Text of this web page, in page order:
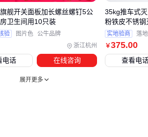
密封件的选择直接影响长期可靠性。普
形失效，而耐油橡胶密封圈
能适应频
频繁拆卸的接口，带自锁结构的青铜消
门更防误操作。
配套软管和接头同样需要专业考量。
浙江杭州
舰开关面板加长螺丝螺钉5公
卫生间用10只装
验 图片色 公牛品牌
电话 在线咨询
￥375.00
35kg推车式
粉铁皮不锈钢
实地验商 落
查看电
展开更多